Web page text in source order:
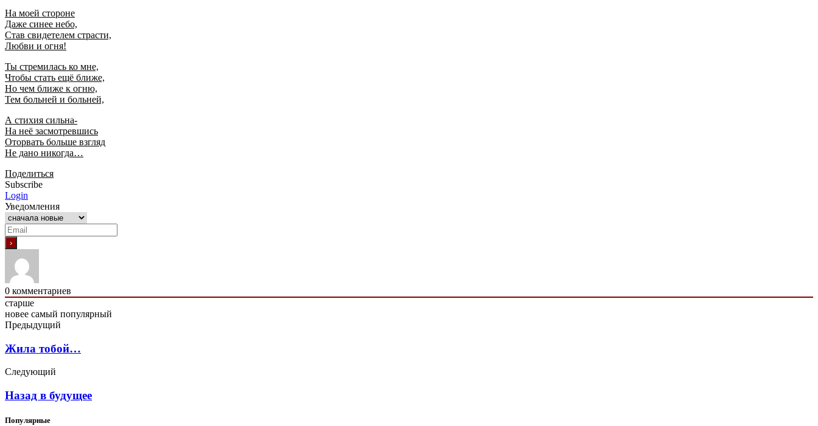
На моей стороне
Даже синее небо,
Став свидетелем страсти,
Любви и огня!
Ты стремилась ко мне,
Чтобы стать ещё ближе,
Но чем ближе к огню,
Тем больней и больней,
А стихия сильна-
На неё засмотревшись
Оторвать больше взгляд
Не дано никогда…
Поделиться
Subscribe
Login
Уведомления
0 комментариев
старше
новее самый популярный
Предыдущий
Жила тобой…
Следующий
Назад в будущее
Популярные